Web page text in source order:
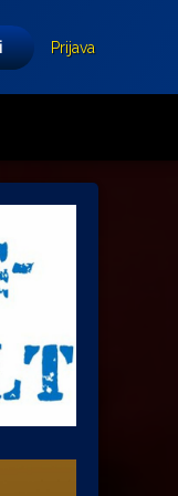
Prijava